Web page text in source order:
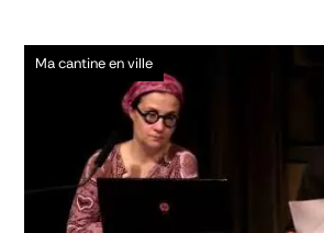
Ma cantine en ville